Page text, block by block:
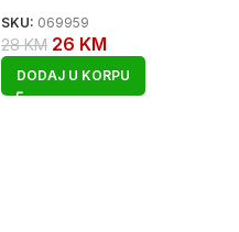
SKU: 069959
28KM 26 KM
DODAJ U KORPU